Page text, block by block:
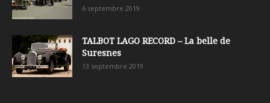
6 septembre 2019
TALBOT LAGO RECORD – La belle de
Suresnes
13 septembre 2019